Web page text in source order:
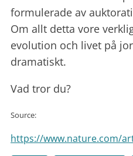
formulerade av
Om allt detta vore
evolution och livet på
dramatiskt.
Vad tror du?
Source:
https://www.nature.com/